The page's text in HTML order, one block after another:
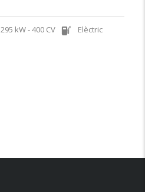
295 kW - 400 CV Elèctric